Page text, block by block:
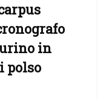
in
polso